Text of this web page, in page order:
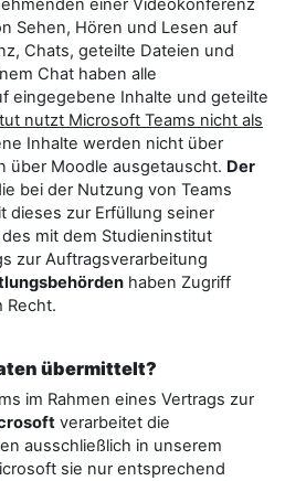
einer Videokonferenz
Sehen, Hören und Lesen auf
Chats, geteilte Dateien und
Chat haben alle
eingegebene Inhalte und geteilte
nutzt Microsoft Teams nicht als
Inhalte werden nicht über
über Moodle ausgetauscht. Der
bei der Nutzung von Teams
dieses zur Erfüllung seiner
mit dem Studieninstitut
zur Auftragsverarbeitung
haben Zugriff
Recht.
übermittelt?
im Rahmen eines Vertrags zur
verarbeitet die
ausschließlich in unserem
sie nur entsprechend